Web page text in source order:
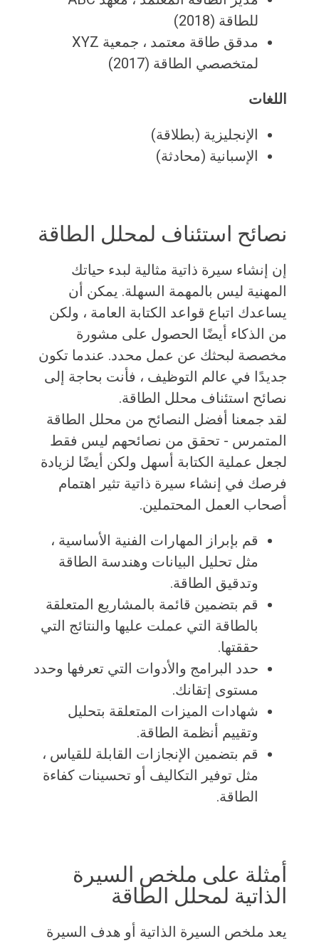
للطاقة (2018)
مدقق طاقة معتمد ، جمعية XYZ
لمتخصصي الطاقة (2017)
اللغات
الإنجليزية (بطلاقة)
الإسبانية (محادثة)
نصائح استئناف لمحلل الطاقة
إن إنشاء سيرة ذاتية مثالية لبدء حياتك
المهنية ليس بالمهمة السهلة. يمكن أن
يساعدك اتباع قواعد الكتابة العامة ، ولكن
من الذكاء أيضًا الحصول على مشورة
مخصصة لبحثك عن عمل محدد. عندما تكون
جديدًا في عالم التوظيف ، فأنت بحاجة إلى
نصائح استئناف محلل الطاقة.
لقد جمعنا أفضل النصائح من محلل الطاقة
المتمرس - تحقق من نصائحهم ليس فقط
لجعل عملية الكتابة أسهل ولكن أيضًا لزيادة
فرصك في إنشاء سيرة ذاتية تثير اهتمام
أصحاب العمل المحتملين.
قم بإبراز المهارات الفنية الأساسية ،
مثل تحليل البيانات وهندسة الطاقة
وتدقيق الطاقة.
قم بتضمين قائمة بالمشاريع المتعلقة
بالطاقة التي عملت عليها والنتائج التي
حققتها.
حدد البرامج والأدوات التي تعرفها وحدد
مستوى إتقانك.
شهادات الميزات المتعلقة بتحليل
وتقييم أنظمة الطاقة.
قم بتضمين الإنجازات القابلة للقياس ،
مثل توفير التكاليف أو تحسينات كفاءة
الطاقة.
أمثلة على ملخص السيرة
الذاتية لمحلل الطاقة
يعد ملخص السيرة الذاتية أو هدف السيرة